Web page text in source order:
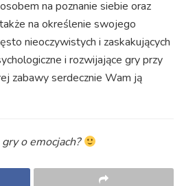
na poznanie siebie oraz
na określenie swojego
nieoczywistych i zaskakujących
i rozwijające gry przy
zabawy serdecznie Wam ją
o emocjach?